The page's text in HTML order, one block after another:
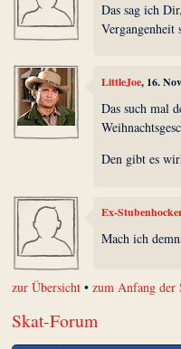
Das sag ich
Vergangenheit
LittleJoe, 16.
Das such mal
Den gibt es
Ex-
Mach ich
zur Übersicht •zum Anfang der
Skat-Forum